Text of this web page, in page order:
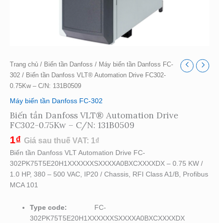
Trang chủ / Biến tần Danfoss / Máy biến tần Danfoss FC-
302 / Biến tần Danfoss VLT® Automation Drive FC302-
0.75Kw – C/N: 131B0509
Máy biến tần Danfoss FC-302
Biến tần Danfoss VLT® Automation Drive
FC302-0.75Kw – C/N: 131B0509
1₫ Giá sau thuế VAT: 1₫
Biến tần Danfoss VLT Automation Drive FC-
302PK75T5E20H1XXXXXXSXXXXA0BXCXXXXDX – 0.75 KW /
1.0 HP, 380 – 500 VAC, IP20 / Chassis, RFI Class A1/B, Profibus
MCA 101
Type code:
FC-
302PK75T5E20H1XXXXXXSXXXXA0BXCXXXXDX